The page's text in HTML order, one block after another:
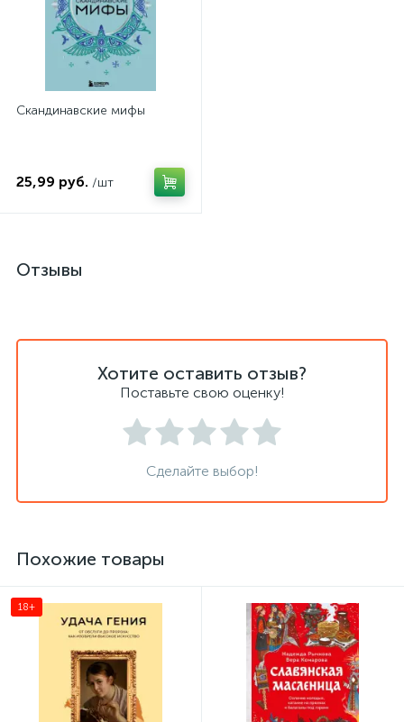
Скандинавские мифы
25,99 руб. /шт
Отзывы
Хотите оставить отзыв?
Поставьте свою оценку!
Сделайте выбор!
Похожие товары
18+